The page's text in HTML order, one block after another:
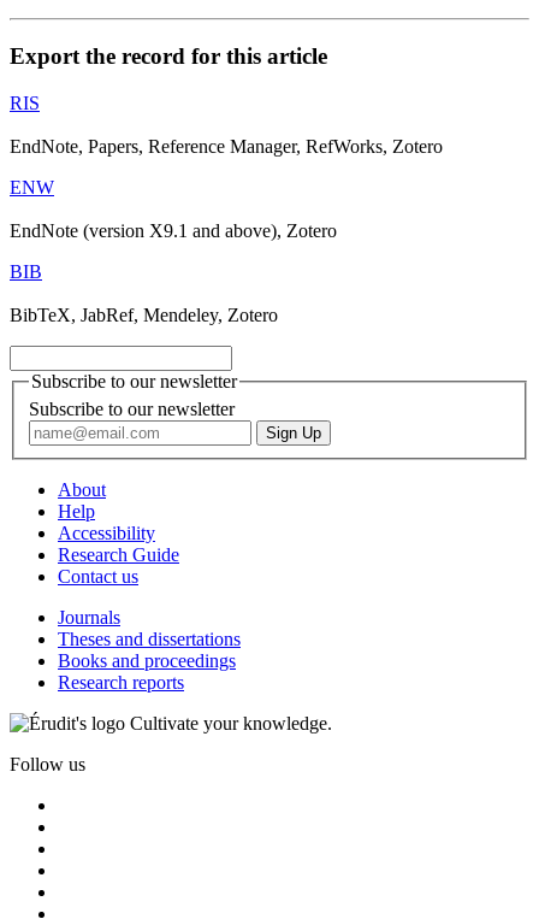
Export the record for this article
RIS
EndNote, Papers, Reference Manager, RefWorks, Zotero
ENW
EndNote (version X9.1 and above), Zotero
BIB
BibTeX, JabRef, Mendeley, Zotero
Subscribe to our newsletter
Subscribe to our newsletter
About
Help
Accessibility
Research Guide
Contact us
Journals
Theses and dissertations
Books and proceedings
Research reports
Cultivate your knowledge.
Follow us